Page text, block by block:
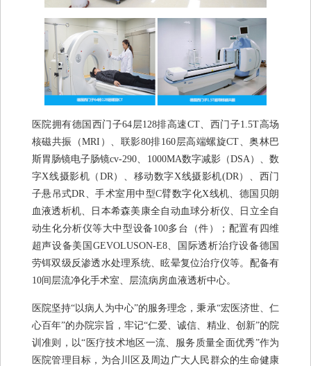
医院拥有德国西门子64层128排高速CT、西门子1.5T高场
核磁共振（MRI）、联影80排160层高端螺旋CT、奥林巴
斯胃肠镜电子肠镜cv-290、1000MA数字减影（DSA）、数
字X线摄影机（DR）、移动数字X线摄影机(DR）、西门
子悬吊式DR、手术室用中型C臂数字化X线机、德国贝朗
血液透析机、日本希森美康全自动血球分析仪、日立全自
动生化分析仪等大中型设备100多台（件）；配置有四维
超声设备美国GEVOLUSON-E8、国际透析治疗设备德国
劳铒双级反渗透水处理系统、眩晕复位治疗仪等。配备有
10间层流净化手术室、层流病房血液透析中心。
医院坚持“以病人为中心”的服务理念，秉承“宏医济世、仁
心百年”的办院宗旨，牢记“仁爱、诚信、精业、创新”的院
训准则，以“医疗技术地区一流、服务质量全面优秀”作为
医院管理目标，为合川区及周边广大人民群众的生命健康